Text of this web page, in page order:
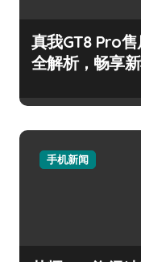
真我GT8 Pro
全解析，畅享
手机新闻